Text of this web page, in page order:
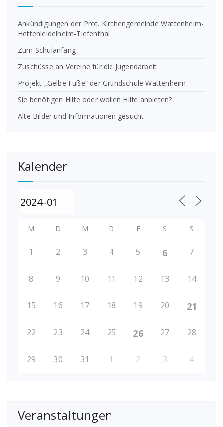
Ankündigungen der Prot. Kirchengemeinde Wattenheim-
Hettenleidelheim-Tiefenthal
Zum Schulanfang
Zuschüsse an Vereine für die Jugendarbeit
Projekt „Gelbe Füße“ der Grundschule Wattenheim
Sie benötigen Hilfe oder wollen Hilfe anbieten?
Alte Bilder und Informationen gesucht
Kalender
M D M D F S S
1 2 3 4 5 6 7
8 9 10 11 12 13 14
15 16 17 18 19 20 21
22 23 24 25 26 27 28
29 30 31 1 2 3 4
Veranstaltungen